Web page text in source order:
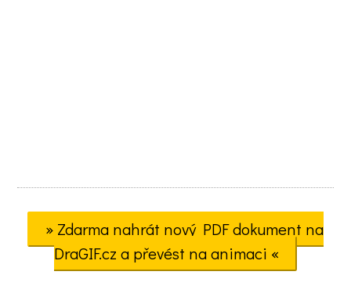
» Zdarma nahrát nový PDF dokument na
DraGIF.cz a převést na animaci «